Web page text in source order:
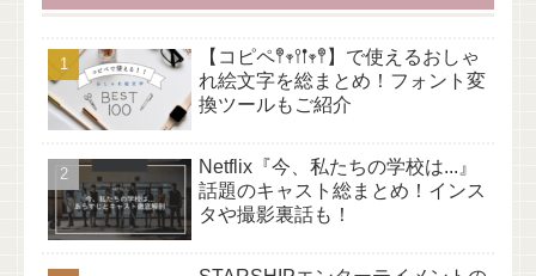
【コピペ𖤣𖥧𖥣𖡡𖥧𖤣】で使えるおしゃ
れ絵文字を総まとめ！フォント変
換ツールもご紹介
Netflix『今、私たちの学校は...』
話題のキャスト総まとめ！インス
タや撮影裏話も！